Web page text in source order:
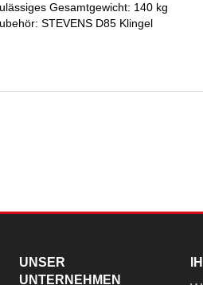
Gesamtgewicht: 140 kg
STEVENS D85 Klingel
UNSER
UNTERNEHMEN